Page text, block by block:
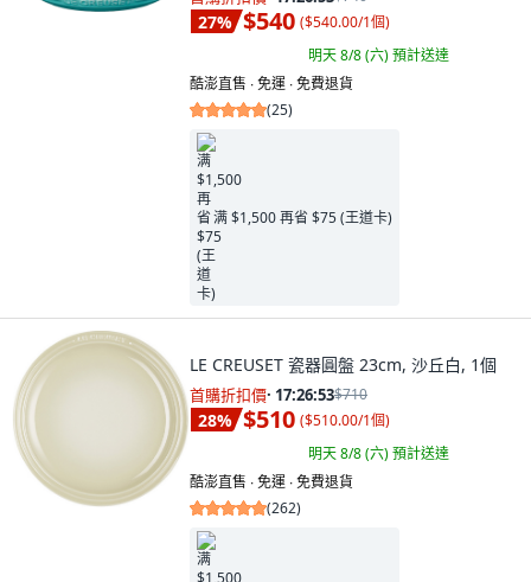
27% $540 ($540.00/1個)
明天 8/8 (六)預計送達
酷澎直售 ∙ 免運 ∙ 免費退貨
(25)
满 $1,500 再省 $75 (王道卡)
LE CREUSET 瓷器圓盤 23cm, 沙丘白, 1個
首購折扣價· 17:26:52$710
28% $510 ($510.00/1個)
明天 8/8 (六)預計送達
酷澎直售 ∙ 免運 ∙ 免費退貨
(262)